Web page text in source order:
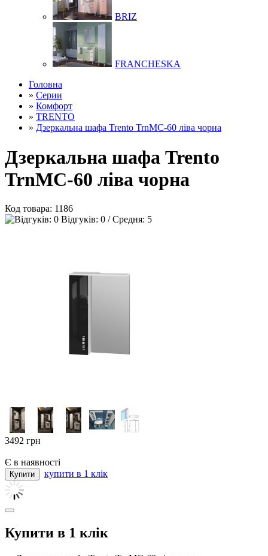
BRIZ
FRANCHESKA
Головна
» Серии
» Комфорт
» TRENTO
» Дзеркальна шафа Trento TrnMC-60 ліва чорна
Дзеркальна шафа Trento
TrnMC-60 ліва чорна
Код товара: 1186
Відгуків: 0 / Средня: 5
3492 грн
Є в наявності
купити в 1 клік
Купити в 1 клік